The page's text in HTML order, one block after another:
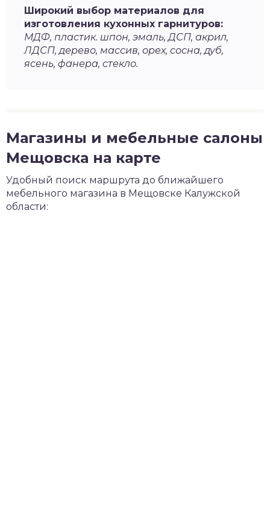
Широкий выбор материалов для
изготовления кухонных гарнитуров:
МДФ, пластик. шпон, эмаль, ДСП, акрил,
ЛДСП, дерево, массив, орех, сосна, дуб,
ясень, фанера, стекло.
Магазины и мебельные салоны
Мещовска на карте
Удобный поиск маршрута до ближайшего
мебельного магазина в Мещовске Калужской
области: